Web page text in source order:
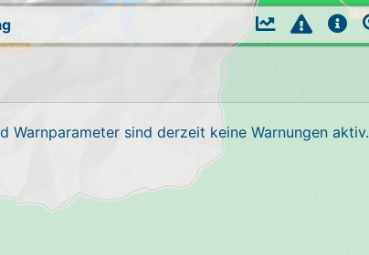
Warnparameter sind derzeit keine Warnungen aktiv.